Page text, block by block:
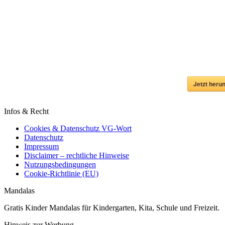
Jetzt
Infos & Recht
Cookies & Datenschutz VG-Wort
Datenschutz
Impressum
Disclaimer – rechtliche Hinweise
Nutzungsbedingungen
Cookie-Richtlinie (EU)
Mandalas
Gratis Kinder Mandalas für Kindergarten, Kita, Schule und Freizeit.